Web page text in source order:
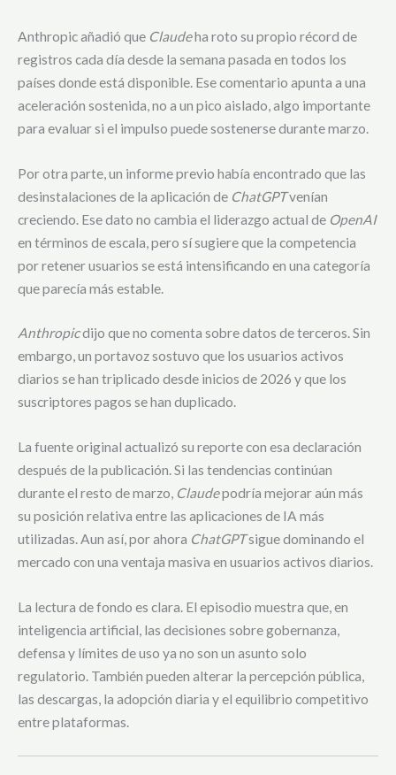
Anthropic añadió que Claudeha roto su propio récord de
registros cada día desde la semana pasada en todos los
países donde está disponible. Ese comentario apunta a una
aceleración sostenida, no a un pico aislado, algo importante
para evaluar si el impulso puede sostenerse durante marzo.
Por otra parte, un informe previo había encontrado que las
desinstalaciones de la aplicación de ChatGPTvenían
creciendo. Ese dato no cambia el liderazgo actual de OpenAI
en términos de escala, pero sí sugiere que la competencia
por retener usuarios se está intensificando en una categoría
que parecía más estable.
Anthropicdijo que no comenta sobre datos de terceros. Sin
embargo, un portavoz sostuvo que los usuarios activos
diarios se han triplicado desde inicios de 2026 y que los
suscriptores pagos se han duplicado.
La fuente original actualizó su reporte con esa declaración
después de la publicación. Si las tendencias continúan
durante el resto de marzo, Claudepodría mejorar aún más
su posición relativa entre las aplicaciones de IA más
utilizadas. Aun así, por ahora ChatGPTsigue dominando el
mercado con una ventaja masiva en usuarios activos diarios.
La lectura de fondo es clara. El episodio muestra que, en
inteligencia artificial, las decisiones sobre gobernanza,
defensa y límites de uso ya no son un asunto solo
regulatorio. También pueden alterar la percepción pública,
las descargas, la adopción diaria y el equilibrio competitivo
entre plataformas.